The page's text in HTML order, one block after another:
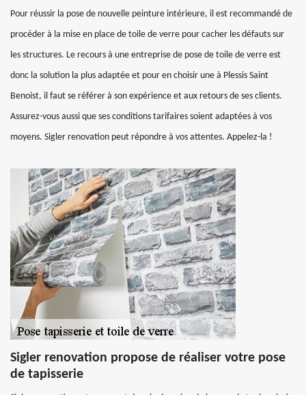
Pour réussir la pose de nouvelle peinture intérieure, il est recommandé de
procéder à la mise en place de toile de verre pour cacher les défauts sur
les structures. Le recours à une entreprise de pose de toile de verre est
donc la solution la plus adaptée et pour en choisir une à Plessis Saint
Benoist, il faut se référer à son expérience et aux retours de ses clients.
Assurez-vous aussi que ses conditions tarifaires soient adaptées à vos
moyens. Sigler renovation peut répondre à vos attentes. Appelez-la !
Sigler renovation propose de réaliser votre pose
de tapisserie